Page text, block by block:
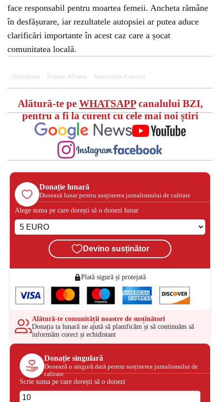
face responsabil pentru moartea femeii. Ancheta rămâne
în desfășurare, iar rezultatele autopsiei ar putea aduce
clarificări importante în acest caz care a șocat
comunitatea locală.
Abandonat Femeie Moarta Interventie Estetica
Alătură-te pe WHATSAPPcanalului BZI,
pentru a fi la curent cu cele mai noi știri
Donație lunară
Donează lunar pentru susținerea jurnalismului de calitate
Alege suma pe care dorești să o donezi lunar
Devino susținător
Plată sigură și protejată
Alătură-te comunității noastre de susținători
Donația ta lunară ne ajută să planificăm și să continuăm să
informăm corect și echidistant
Donație singulară
Donează o singură dată pentru susținerea jurnalismului de
calitate
Scrie suma pe care dorești să o donezi